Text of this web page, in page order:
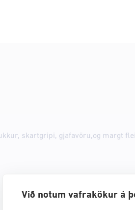
Við notum vafrakökur á
skartgripi, gjafavöru,og margt